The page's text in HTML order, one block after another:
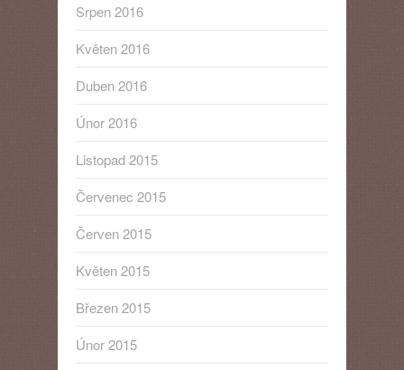
Srpen 2016
Květen 2016
Duben 2016
Únor 2016
Listopad 2015
Červenec 2015
Červen 2015
Květen 2015
Březen 2015
Únor 2015